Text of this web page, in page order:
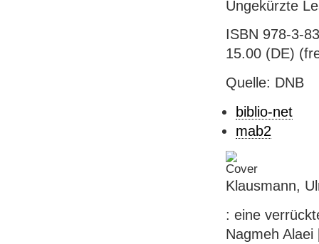
Ungekürzte
ISBN 978-3-
15.00 (DE)
Quelle: DNB
biblio-net
mab2
Klausmann,
: eine
Nagmeh